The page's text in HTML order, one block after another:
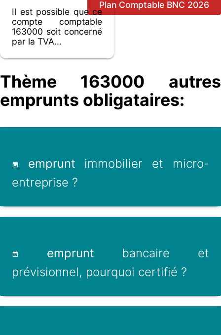
Plan Comptable BNC 2026
Il est possible que ce
compte comptable
163000 soit concerné
par la TVA...
Thème 163000 autres
emprunts obligataires:
emprunt immobilier et micro-
entreprise ?
emprunt bancaire et
prévisionnel, pourquoi certifié ?